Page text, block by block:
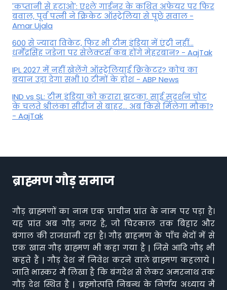
'कप्तानी से हटाओ': एश्ले गार्डनर के कथित अफेयर पर फिर
बवाल, पूर्व पत्नी ने क्रिकेट ऑस्ट्रेलिया से पूछे सवाल -
Amar Ujala
600 से ज्यादा विकेट, फिर भी टीम इंडिया में एंट्री नहीं...
धर्मेंद्रसिंह जडेजा पर सेलेक्टर्स कब होंगे मेहरबान? - AajTak
IPL 2027 में नहीं खेलेंगे ऑस्ट्रेलियाई क्रिकेटर? कोच का
बयान उड़ा देगा सभी 10 टीमों के होश - ABP News
IND vs SL: टीम इंड‍िया को करारा झटका, साई सुदर्शन चोट
के चलते श्रीलंका सीरीज से बाहर... अब किसे म‍िलेगा मौका?
- AajTak
ब्राह्मण गौड़ समाज
गौड़ ब्राह्मणों का नाम एक प्राचीन प्रांत के नाम पर पड़ा है।
यह प्रांत अब गौड़ नगर है, जो चिरकाल तक बिहार और
बंगाल की राजधानी रहा है। गौड़ ब्राहमण के पाँच भेदों में से
एक खास गौड़ ब्राह्मण भी कहा गया है | जिसे आदि गौड़ भी
कहते हैं | गौड़ देश में निवेश करने वाले ब्राह्मण कहलाये |
जाति भास्कर मैं लिखा है कि बंगदेश से लेकर अमरनाथ तक
गौड़ देश स्थित है | ब्रह्मोत्पत्ति निबन्ध के निर्णय अध्याय मैं